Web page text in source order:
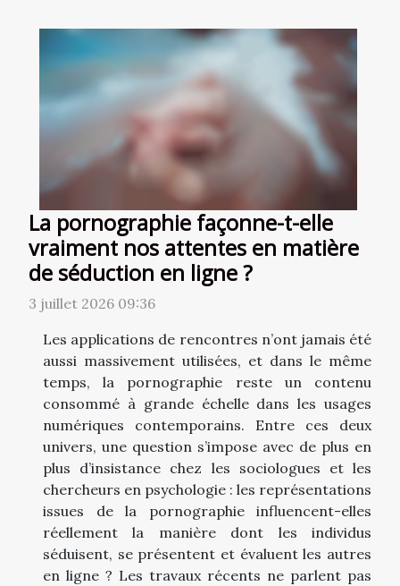
La pornographie façonne-t-elle
vraiment nos attentes en matière
de séduction en ligne ?
3 juillet 2026 09:36
Les applications de rencontres n’ont jamais été
aussi massivement utilisées, et dans le même
temps, la pornographie reste un contenu
consommé à grande échelle dans les usages
numériques contemporains. Entre ces deux
univers, une question s’impose avec de plus en
plus d’insistance chez les sociologues et les
chercheurs en psychologie : les représentations
issues de la pornographie influencent-elles
réellement la manière dont les individus
séduisent, se présentent et évaluent les autres
en ligne ? Les travaux récents ne parlent pas